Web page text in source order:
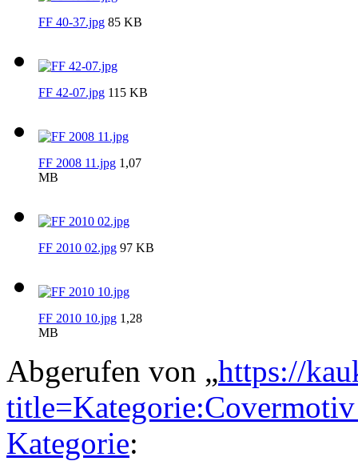
FF 40-37.jpg 85 KB
FF 42-07.jpg 115 KB
FF 2008 11.jpg 1,07
MB
FF 2010 02.jpg 97 KB
FF 2010 10.jpg 1,28
MB
Abgerufen von „https://
Kategorie: